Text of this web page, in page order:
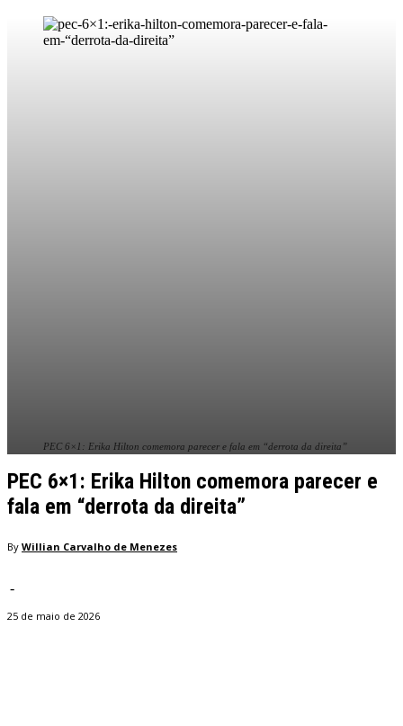
PEC 6×1: Erika Hilton comemora parecer e fala em “derrota da direita”
PEC 6×1: Erika Hilton comemora parecer e
fala em “derrota da direita”
By Willian Carvalho de Menezes
-
25 de maio de 2026